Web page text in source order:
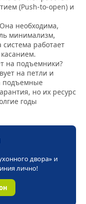
(Push-to-open) и
необходима,
минимализм,
работает
на подъемники?
на петли и
подъемные
но их ресурс
годы
двора» и
лично!